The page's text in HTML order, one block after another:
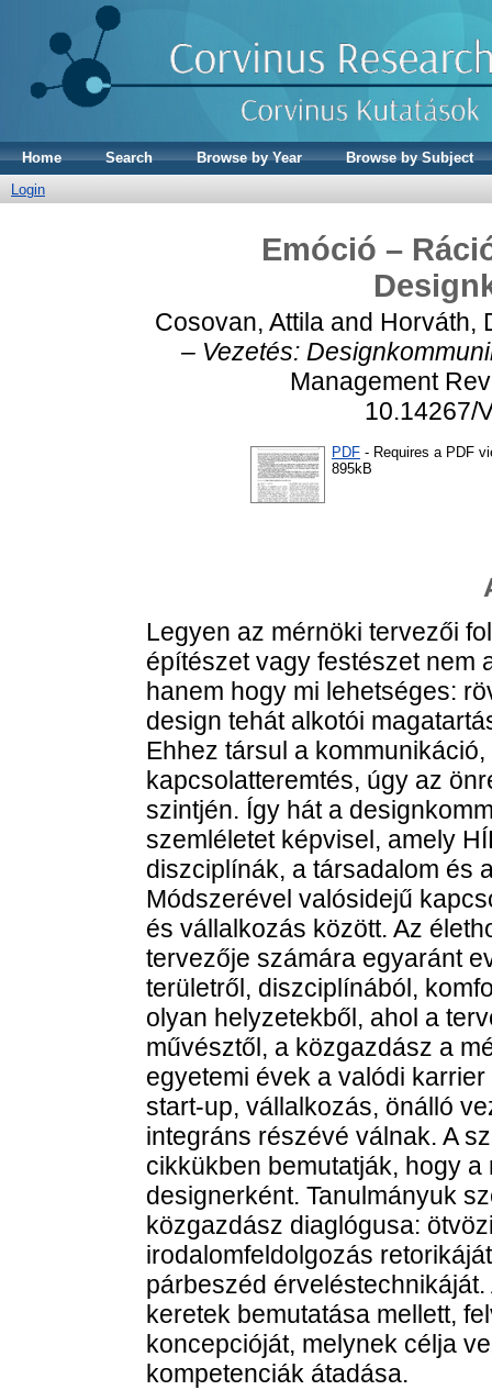
Home Search Browse by Year
Browse by Subject
Login
Emóció –
Cosovan, Attilaand Horváth,
– Vezetés:
Management
10.14267/
PDF - Requires a PDF
895kB
Legyen az mérnöki tervezői
építészet vagy festészet nem
hanem hogy mi lehetséges:
design tehát alkotói
Ehhez társul a
kapcsolatteremtés, úgy az
szintjén. Így hát a
szemléletet képvisel, amely
diszciplínák, a társadalom és
Módszerével valósidejű
és vállalkozás között. Az
tervezője számára egyaránt
területről, diszciplínából,
olyan helyzetekből, ahol a
művésztől, a közgazdász a
egyetemi évek a valódi
start-up, vállalkozás, önálló
integráns részévé válnak. A
cikkükben bemutatják, hogy
designerként. Tanulmányuk
közgazdász diaglógusa:
irodalomfeldolgozás
párbeszéd
keretek bemutatása mellett,
koncepcióját, melynek célja
kompetenciák átadása.